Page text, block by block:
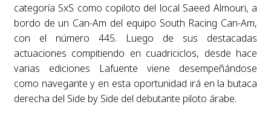
categoría SxS como copiloto del local Saeed Almouri, a
bordo de un Can-Am del equipo South Racing Can-Am,
con el número 445. Luego de sus destacadas
actuaciones compitiendo en cuadriciclos, desde hace
varias ediciones Lafuente viene desempeñándose
como navegante y en esta oportunidad irá en la butaca
derecha del Side by Side del debutante piloto árabe.